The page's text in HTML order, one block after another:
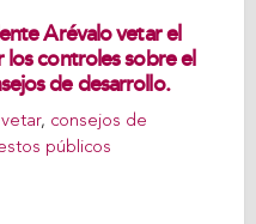
Arévalo vetar el
controles sobre el
de desarrollo.
vetar, consejos de
públicos